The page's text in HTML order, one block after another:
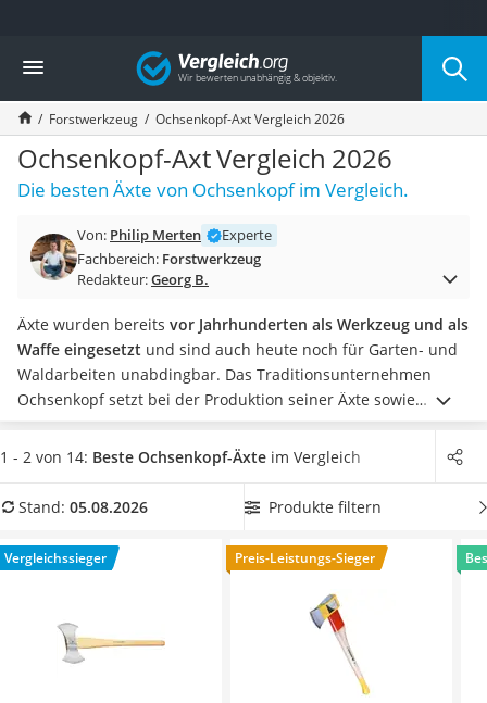
Die beliebtesten Vergleiche nach Kategorie
Baumarkt
Tresor feuerfest
Makita-Akku-Rasenmäher
Kappsäge
Smartes Türschloss
Akku-Rasentrimmer
Split-Klimaanlage 2 Innengeräte
Pelletofen
Tiefbrunnenpumpe
Fliesenschneider
Hochdruckreiniger
Doppelschleifer
Überwachungskamera
Benzinrasenmäher mit Elektrostart
Löschdecke
Winterharte Palmen
Gasdurchlauferhitzer
Vergleich
Forstwerkzeug Ochsenkopf-Axt Vergleich 2026
Ochsenkopf-Axt Vergleich 2026
Die besten Äxte von Ochsenkopf im Vergleich.
Von: Philip Merten
Experte
Fachbereich: Forstwerkzeug
Redakteur:Georg B.
Äxte wurden bereits vor Jahrhunderten als Werkzeug und als
Waffe eingesetzt und sind auch heute noch für Garten- und
Waldarbeiten unabdingbar. Das Traditionsunternehmen
Ochsenkopf setzt bei der Produktion seiner Äxte sowie
Spaltäxtedabei auf höchste Qualität in der Verarbeitung und
Materialauswahl, wie diverse Tests im Internet bestätigen.
abgestimmt und nicht zu schwer für Sie sein. Wählen Sie
Vergleichstabelle, um die Axt schnell beschleunigen und Holz
schneller spalten zu können. Überzeugt hat uns hier im
Ochsenkopf OX 18 H-
* mit seinen Eigenschaften.
1 - 2 von 14: Beste Ochsenkopf-Äxte im Vergleich
Stand: 05.08.2026 Produkte filtern
Vergleichssieger Preis-Leistungs-Sieger